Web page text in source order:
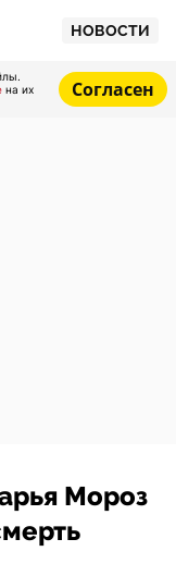
НОВОСТИ
на их
Согласен
Мороз